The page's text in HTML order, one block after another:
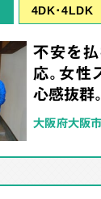
4DK･4LDK
不安を
応。女性
心感抜群。
大阪府大阪